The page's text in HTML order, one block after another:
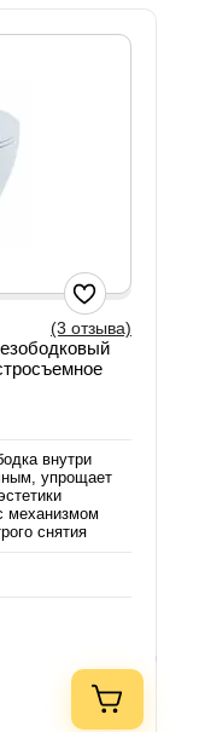
(3 отзыва)
внутри
упрощает
механизмом
снятия